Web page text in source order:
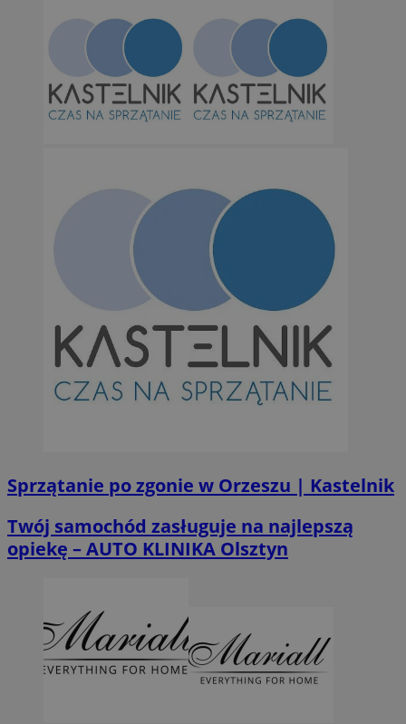
Sprzątanie po zgonie w Orzeszu | Kastelnik
Twój samochód zasługuje na najlepszą
opiekę – AUTO KLINIKA Olsztyn